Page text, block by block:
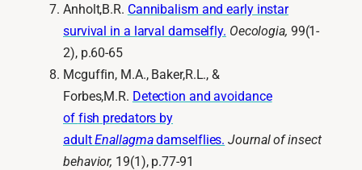
Anholt,B.R. Cannibalism and early instar
survival in a larval damselfly. Oecologia, 99(1-
2), p.60-65
Mcguffin, M.A., Baker,R.L., &
Forbes,M.R. Detection and avoidance
of fish predators by
adultEnallagmadamselflies. Journal of insect
behavior, 19(1), p.77-91